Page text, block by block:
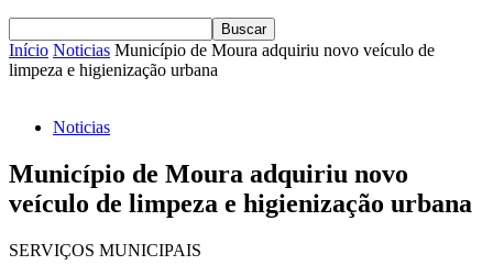
Início Noticias Município de Moura adquiriu novo veículo de
limpeza e higienização urbana
Noticias
Município de Moura adquiriu novo
veículo de limpeza e higienização urbana
SERVIÇOS MUNICIPAIS